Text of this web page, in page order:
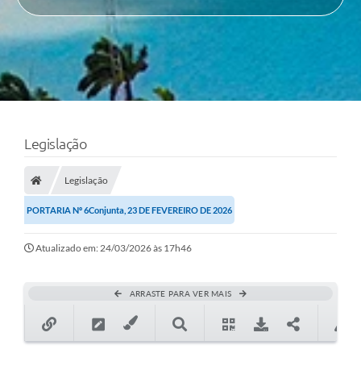
Legislação
Legislação
PORTARIA Nº 6Conjunta, 23 DE FEVEREIRO DE 2026
Atualizado em: 24/03/2026 às 17h46
ARRASTE PARA VER MAIS